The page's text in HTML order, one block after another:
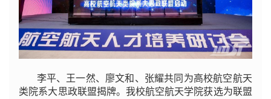
李平、王一然、廖文和、张耀共同为高校航空航天
类院系大思政联盟揭牌。我校航空航天学院获选为联盟